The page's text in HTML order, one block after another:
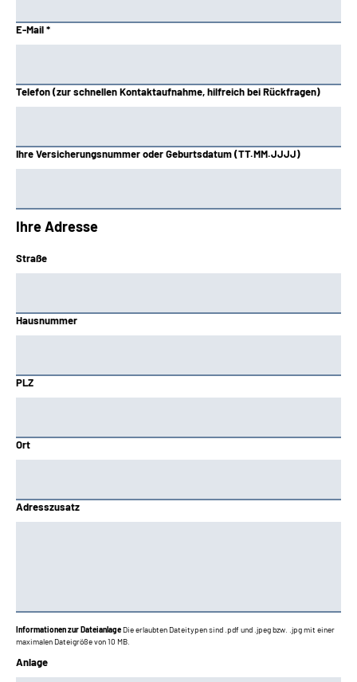
E-Mail *
Telefon (zur schnellen Kontaktaufnahme, hilfreich bei Rückfragen)
Ihre Versicherungsnummer oder Geburtsdatum (TT.MM.JJJJ)
Ihre Adresse
Straße
Hausnummer
PLZ
Ort
Adresszusatz
Informationen zur Dateianlage Die erlaubten Dateitypen sind .pdf und .jpeg bzw. .jpg mit einer
maximalen Dateigröße von 10 MB.
Anlage